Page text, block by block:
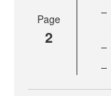
Page
2